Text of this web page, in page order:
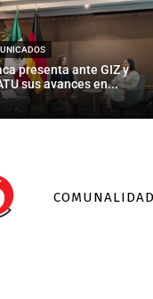
presenta ante GIZ y
sus avances en...
COMUNALIDAD
de